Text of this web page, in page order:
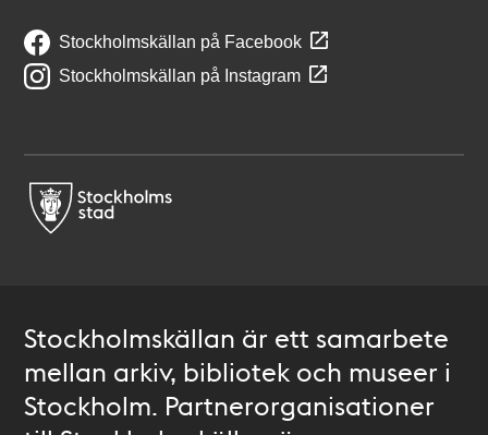
Stockholmskällan på Facebook
Stockholmskällan på Instagram
Stockholmskällan är ett samarbete
mellan arkiv, bibliotek och museer i
Stockholm. Partnerorganisationer